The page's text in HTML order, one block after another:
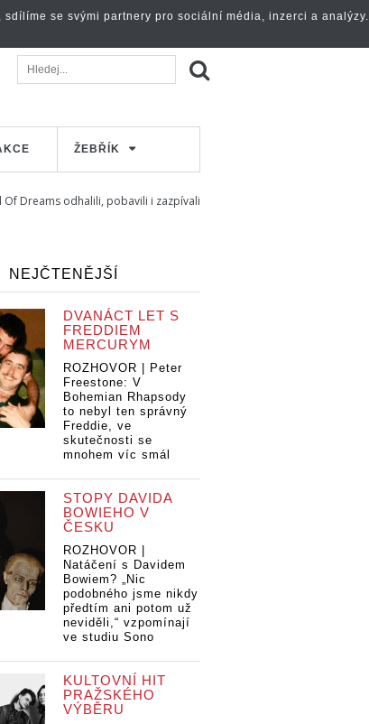
ŽEBŘÍK
Of Dreams odhalili, pobavili i zazpívali
NEJČTENĚJŠÍ
DVANÁCT LET S
FREDDIEM
MERCURYM
ROZHOVOR | Peter
Freestone: V
Bohemian Rhapsody
to nebyl ten správný
Freddie, ve
skutečnosti se
mnohem víc smál
STOPY DAVIDA
BOWIEHO V
ČESKU
ROZHOVOR |
Natáčení s Davidem
Bowiem? „Nic
podobného jsme nikdy
předtím ani potom už
neviděli,“ vzpomínají
ve studiu Sono
KULTOVNÍ HIT
PRAŽSKÉHO
VÝBĚRU
se svými partnery pro sociální média, inzerci a analýzy.